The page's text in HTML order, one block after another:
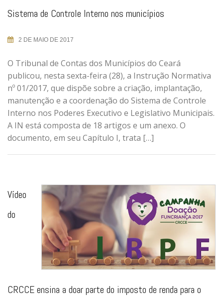
Sistema de Controle Interno nos municípios
2 DE MAIO DE 2017
O Tribunal de Contas dos Municípios do Ceará
publicou, nesta sexta-feira (28), a Instrução Normativa
nº 01/2017, que dispõe sobre a criação, implantação,
manutenção e a coordenação do Sistema de Controle
Interno nos Poderes Executivo e Legislativo Municipais.
A IN está composta de 18 artigos e um anexo. O
documento, em seu Capítulo I, trata […]
Vídeo
do
CRCCE ensina a doar parte do imposto de renda para o